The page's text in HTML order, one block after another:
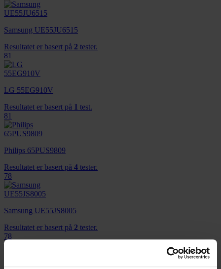
Samsung UE55JU6515
Resultatet er basert på 2 tester.
81
LG 55EG910V
Resultatet er basert på 1 test.
81
Philips 65PUS9809
Resultatet er basert på 4 tester.
78
Samsung UE55JS8005
Resultatet er basert på 2 tester.
78